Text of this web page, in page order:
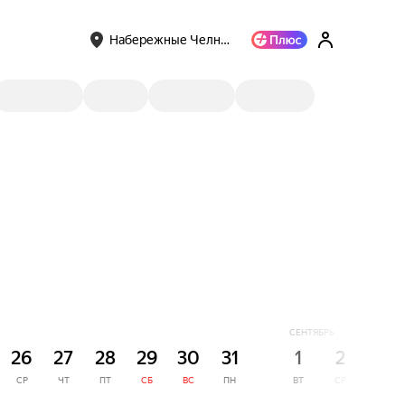
Набережные Челн…
26
СР
27
ЧТ
28
ПТ
29
СБ
30
ВС
31
ПН
СЕНТЯБРЬ
1
ВТ
2